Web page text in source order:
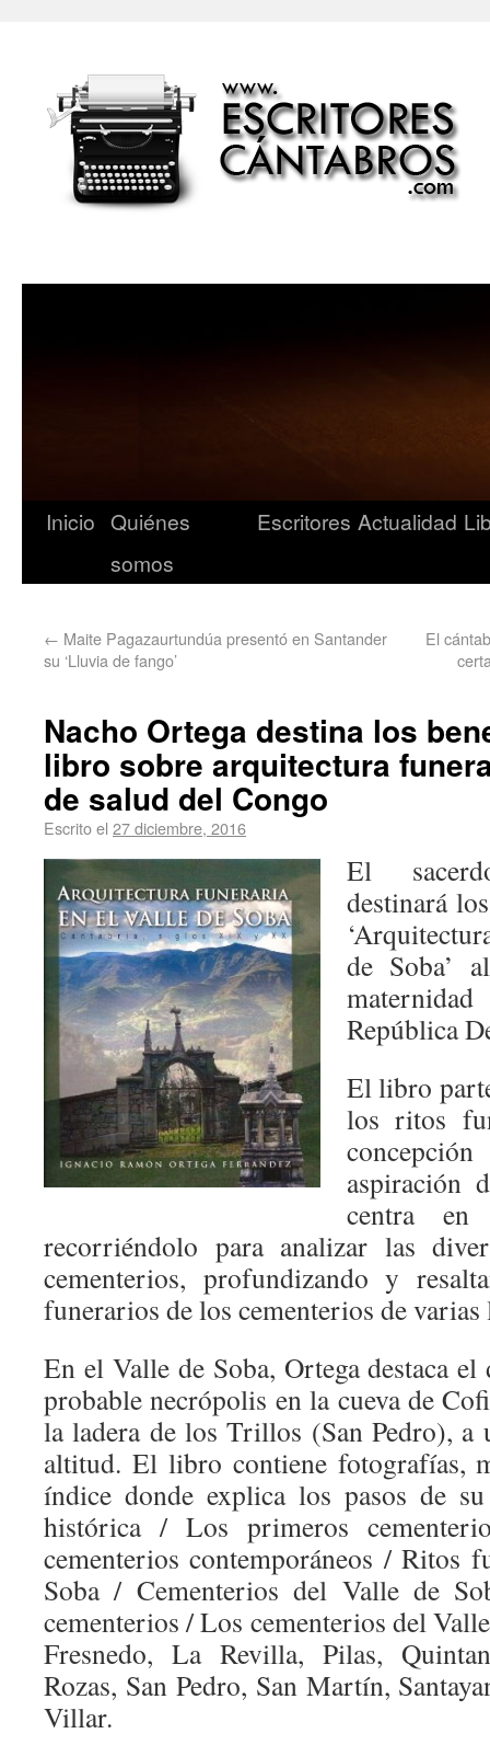
Inicio Quiénes
somos
Escritores Actualidad
← Maite Pagazaurtundúa presentó en Santander
su ‘Lluvia de fango’
El
Nacho Ortega destina los
libro sobre arquitectura
de salud del Congo
Escrito el 27 diciembre, 2016
El
destinará
de Soba’
República
El libro
los ritos
aspiración
centra
recorriéndolo para analizar las
cementerios, profundizando y
funerarios de los cementerios de varias
En el Valle de Soba, Ortega destaca
probable necrópolis en la cueva de
la ladera de los Trillos (San Pedro), a
altitud. El libro contiene fotografías,
índice donde explica los pasos de
histórica / Los primeros
cementerios contemporáneos / Ritos
Soba / Cementerios del Valle de
cementerios / Los cementerios del
Fresnedo, La Revilla, Pilas,
Rozas, San Pedro, San Martín,
Villar.